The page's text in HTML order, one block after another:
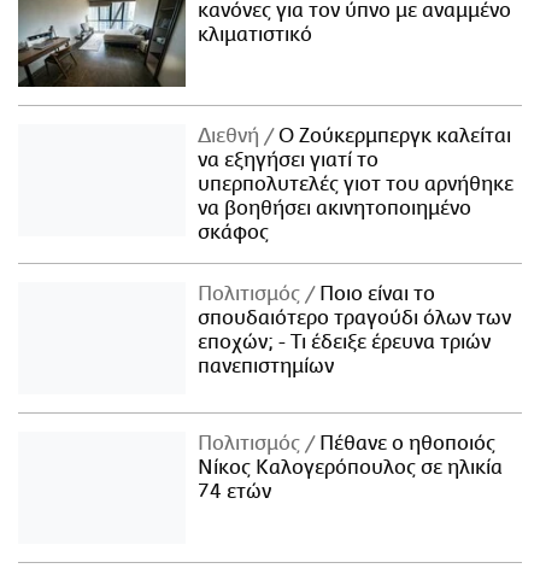
κανόνες για τον ύπνο με αναμμένο
κλιματιστικό
Διεθνή
Ο Ζούκερμπεργκ καλείται
να εξηγήσει γιατί το
υπερπολυτελές γιοτ του αρνήθηκε
να βοηθήσει ακινητοποιημένο
σκάφος
Πολιτισμός
Ποιο είναι το
σπουδαιότερο τραγούδι όλων των
εποχών; - Τι έδειξε έρευνα τριών
πανεπιστημίων
Πολιτισμός
Πέθανε ο ηθοποιός
Νίκος Καλογερόπουλος σε ηλικία
74 ετών